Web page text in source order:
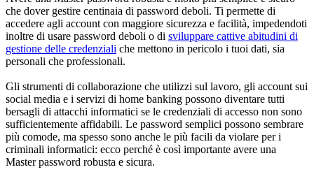
che dover gestire centinaia di password deboli. Ti permette di
accedere agli account con maggiore sicurezza e facilità, impedendoti
inoltre di usare password deboli o di sviluppare cattive abitudini di
gestione delle credenziali che mettono in pericolo i tuoi dati, sia
personali che professionali.
Gli strumenti di collaborazione che utilizzi sul lavoro, gli account sui
social media e i servizi di home banking possono diventare tutti
bersagli di attacchi informatici se le credenziali di accesso non sono
sufficientemente affidabili. Le password semplici possono sembrare
più comode, ma spesso sono anche le più facili da violare per i
criminali informatici: ecco perché è così importante avere una
Master password robusta e sicura.